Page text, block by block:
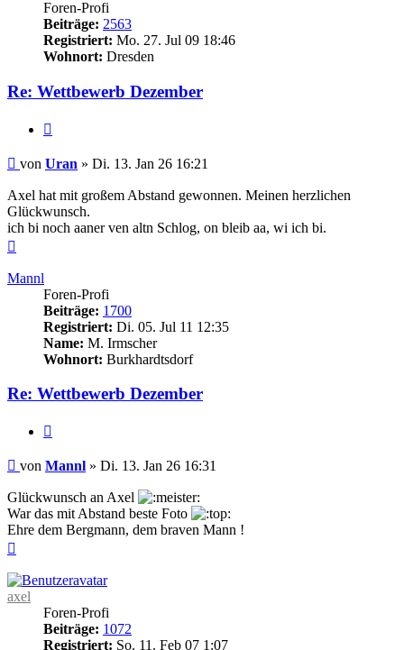
Foren-Profi
Beiträge: 2563
Registriert: Mo. 27. Jul 09 18:46
Wohnort: Dresden
Re: Wettbewerb Dezember
Beitrag
von Uran » Di. 13. Jan 26 16:21
Axel hat mit großem Abstand gewonnen. Meinen herzlichen
Glückwunsch.
ich bi noch aaner ven altn Schlog, on bleib aa, wi ich bi.
Mannl
Foren-Profi
Beiträge: 1700
Registriert: Di. 05. Jul 11 12:35
Name: M. Irmscher
Wohnort: Burkhardtsdorf
Re: Wettbewerb Dezember
Beitrag
von Mannl » Di. 13. Jan 26 16:31
Glückwunsch an Axel
War das mit Abstand beste Foto
Ehre dem Bergmann, dem braven Mann !
axel
Foren-Profi
Beiträge: 1072
Registriert: So. 11. Feb 07 1:07